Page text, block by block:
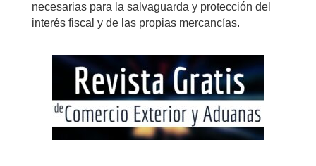
necesarias para la salvaguarda y protección del
interés fiscal y de las propias mercancías.